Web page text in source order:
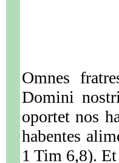
Omnes
Domini
oportet nos
habentes
1 Tim 6,8).